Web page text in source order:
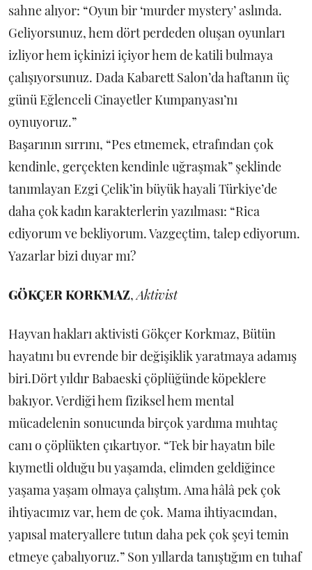
sahne alıyor: “Oyun bir ‘murder mystery’ aslında.
Geliyorsunuz, hem dört perdeden oluşan oyunları
izliyor hem içkinizi içiyor hem de katili bulmaya
çalışıyorsunuz. Dada Kabarett Salon’da haftanın üç
günü Eğlenceli Cinayetler Kumpanyası’nı
oynuyoruz.”
Başarının sırrını, “Pes etmemek, etrafından çok
kendinle, gerçekten kendinle uğraşmak” şeklinde
tanımlayan Ezgi Çelik’in büyük hayali Türkiye’de
daha çok kadın karakterlerin yazılması: “Rica
ediyorum ve bekliyorum. Vazgeçtim, talep ediyorum.
Yazarlar bizi duyar mı?
GÖKÇER KORKMAZ,Aktivist
Hayvan hakları aktivisti Gökçer Korkmaz, Bütün
hayatını bu evrende bir değişiklik yaratmaya adamış
biri.Dört yıldır Babaeski çöplüğünde köpeklere
bakıyor. Verdiği hem fiziksel hem mental
mücadelenin sonucunda birçok yardıma muhtaç
canı o çöplükten çıkartıyor. “Tek bir hayatın bile
kıymetli olduğu bu yaşamda, elimden geldiğince
yaşama yaşam olmaya çalıştım. Ama hâlâ pek çok
ihtiyacımız var, hem de çok. Mama ihtiyacından,
yapısal materyallere tutun daha pek çok şeyi temin
etmeye çabalıyoruz.” Son yıllarda tanıştığım en tuhaf